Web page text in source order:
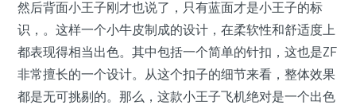
然后背面小王子刚才也说了，只有蓝面才是小王子的标
识，。这样一个小牛皮制成的设计，在柔软性和舒适度上
都表现得相当出色。其中包括一个简单的针扣，这也是ZF
非常擅长的一个设计。从这个扣子的细节来看，整体效果
都是无可挑剔的。那么，这款小王子飞机绝对是一个出色